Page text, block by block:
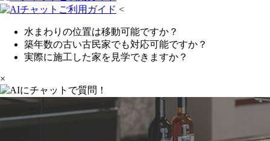
<
水まわりの位置は移動可能ですか？
築年数の古い古民家でも対応可能ですか？
実際に施工した家を見学できますか？
×